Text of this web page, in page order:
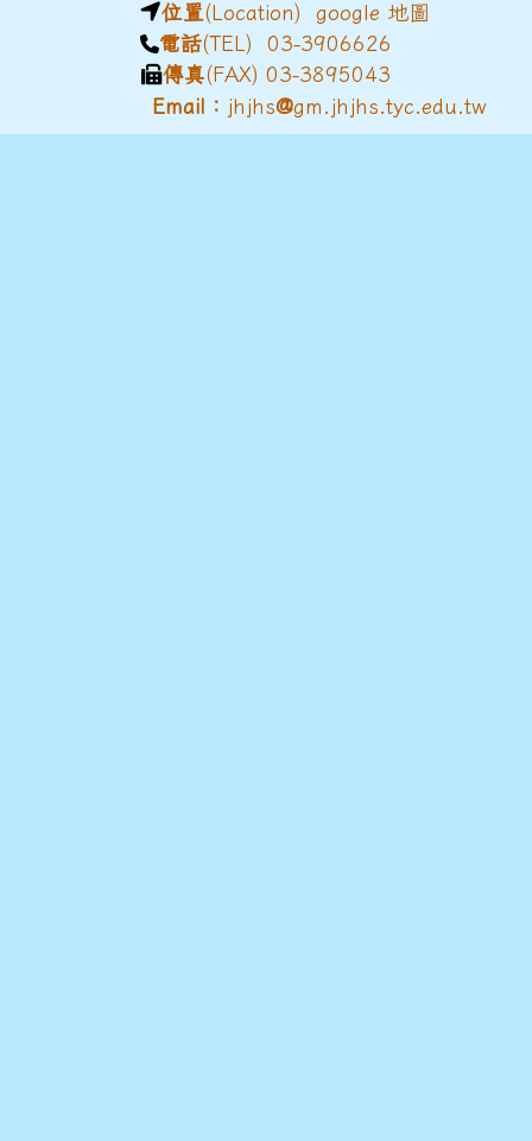
位置(Location) google 地圖
電話(TEL) 03-3906626
傳真(FAX) 03-3895043
Email： jhjhs@gm.jhjhs.tyc.edu.tw